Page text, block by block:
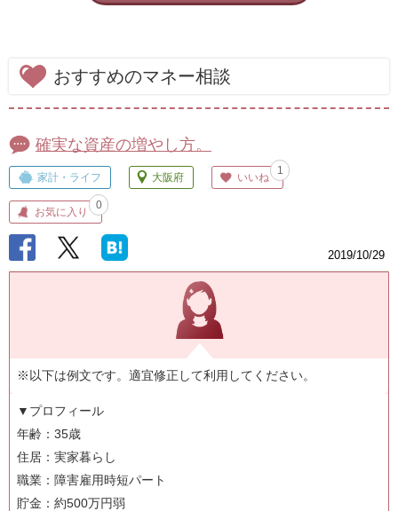
おすすめのマネー相談
確実な資産の増やし方。
家計・ライフ 大阪府 いいね
1
お気に入り
0
2019/10/29
※以下は例文です。適宜修正して利用してください。
▼プロフィール
年齢：35歳
住居：実家暮らし
職業：障害雇用時短パート
貯金：約500万円弱